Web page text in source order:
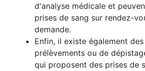
d'analyse médicale et
prises de sang sur rendez-
demande.
Enfin, il existe également
prélèvements ou de
qui proposent des prises de